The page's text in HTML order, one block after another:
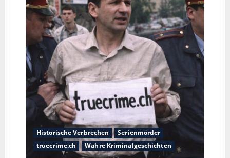
Historische Verbrechen
Serienmörder
truecrime.ch
Wahre Kriminalgeschichten